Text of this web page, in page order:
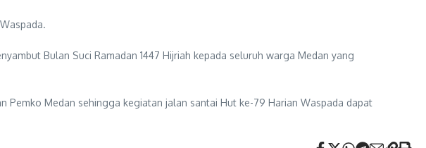
Bulan Suci Ramadan 1447 Hijriah kepada seluruh warga Medan yang
Pemko Medan sehingga kegiatan jalan santai Hut ke-79 Harian Waspada dapat